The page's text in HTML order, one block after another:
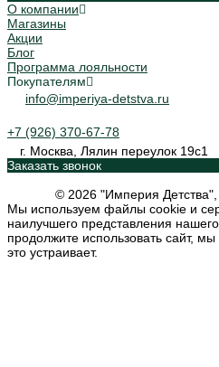
О компании
Магазины
Акции
Блог
Программа лояльности
Покупателям
info@imperiya-detstva.ru
+7 (926) 370-67-78
г. Москва, Лялин переулок 19с1
Заказать звонок
© 2026 "Империя
Мы используем файлы cookie и
наилучшего представления
продолжите использовать сайт,
это устраивает.